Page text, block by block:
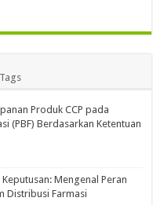
Tags
Produk CCP pada
(PBF) Berdasarkan Ketentuan
Mengenal Peran
Distribusi Farmasi